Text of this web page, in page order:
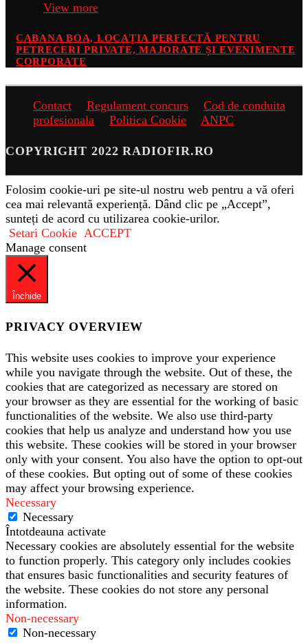
View more
CABANA BOA, LOCAȚIA PERFECTĂ PENTRU
PETRECERI PRIVATE, MAJORATE ȘI EVENIMENTE
CORPORATE
Contact Regulament concurs
Cod de conduita
profesionala
Politica Cookie ANPC
COPYRIGHT 2022 RADIOFIR.RO
Folosim cookie-uri pe site-ul nostru web pentru a vă oferi
cea mai relevantă experiență. Dând clic pe „Accept”,
sunteți de acord cu utilizarea cookie-urilor.
Setari Cookie ACCEPT
Manage consent
Închide
PRIVACY OVERVIEW
This website uses cookies to improve your experience
while you navigate through the website. Out of these, the
cookies that are categorized as necessary are stored on
your browser as they are essential for the working of basic
functionalities of the website. We also use third-party
cookies that help us analyze and understand how you use
this website. These cookies will be stored in your browser
only with your consent. You also have the option to opt-out
of these cookies. But opting out of some of these cookies
may affect your browsing experience.
Necessary
Necessary
Întotdeauna activate
Necessary cookies are absolutely essential for the website
to function properly. This category only includes cookies
that ensures basic functionalities and security features of
the website. These cookies do not store any personal
information.
Non-necessary
Non-necessary